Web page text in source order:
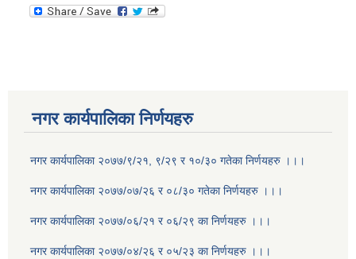
नगर कार्यपालिका निर्णयहरु
नगर कार्यपालिका २०७७/९/२१, ९/२९ र १०/३० गतेका निर्णयहरु ।।।
नगर कार्यपालिका २०७७/०७/२६ र ०८/३० गतेका निर्णयहरु ।।।
नगर कार्यपालिका २०७७/०६/२१ र ०६/२९ का निर्णयहरु ।।।
नगर कार्यपालिका २०७७/०४/२६ र ०५/२३ का निर्णयहरु ।।।